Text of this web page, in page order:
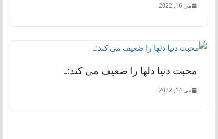
می 16, 2022
محبت دنیا دلها را ضعیف می کند:ـ
می 14, 2022